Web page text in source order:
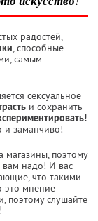
радостей,
, способные
самым
сексуальное
и сохранить
и заманчиво!
магазины, поэтому
вам надо! И вас
что такими
это мнение
поэтому слушайте